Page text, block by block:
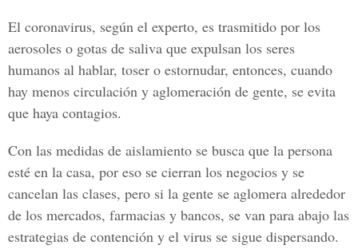
El coronavirus, según el experto, es trasmitido por los
aerosoles o gotas de saliva que expulsan los seres
humanos al hablar, toser o estornudar, entonces, cuando
hay menos circulación y aglomeración de gente, se evita
que haya contagios.
Con las medidas de aislamiento se busca que la persona
esté en la casa, por eso se cierran los negocios y se
cancelan las clases, pero si la gente se aglomera alrededor
de los mercados, farmacias y bancos, se van para abajo las
estrategias de contención y el virus se sigue dispersando.